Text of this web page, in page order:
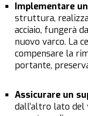
Implementare
struttura,
acciaio, fungerà
nuovo varco. La
compensare la
portante,
Assicurare un
dall’altro lato del